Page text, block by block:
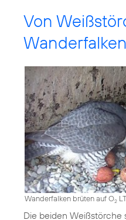
Von
Wanderfalken
Wanderfalken brüten auf O2
Die beiden Weißstörche